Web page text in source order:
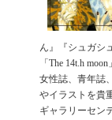
ん』『シュガシ
「The 14t.h
女性誌、青年誌
やイラストを貴
ギャラリーセン